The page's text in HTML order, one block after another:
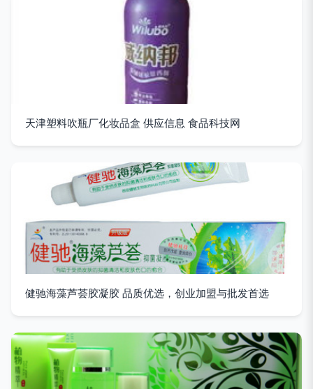
天津塑料吹瓶厂化妆品盒 供应信息 食品科技网
健驰海藻芦荟胶凝胶 品质优选，创业加盟与批发首选